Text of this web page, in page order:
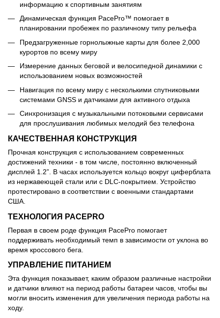
информацию к спортивным занятиям
Динамическая функция PacePro™ помогает в
планировании пробежек по различному типу рельефа
Предзагруженные горнолыжные карты для более 2,000
курортов по всему миру
Измерение данных беговой и велосипедной динамики с
использованием новых возможностей
Навигация по всему миру с несколькими спутниковыми
системами GNSS и датчиками для активного отдыха
Синхронизация с музыкальными потоковыми сервисами
для прослушивания любимых мелодий без телефона
КАЧЕСТВЕННАЯ КОНСТРУКЦИЯ
Прочная конструкция с использованием современных
достижений техники - в том числе, постоянно включенный
дисплей 1.2”. В часах используется кольцо вокруг циферблата
из нержавеющей стали или с DLC-покрытием. Устройство
протестировано в соответствии с военными стандартами
США.
ТЕХНОЛОГИЯ PACEPRO
Первая в своем роде функция PacePro помогает
поддерживать необходимый темп в зависимости от уклона во
время кроссового бега.
УПРАВЛЕНИЕ ПИТАНИЕМ
Эта функция показывает, каким образом различные настройки
и датчики влияют на период работы батареи часов, чтобы вы
могли вносить изменения для увеличения периода работы на
ходу.